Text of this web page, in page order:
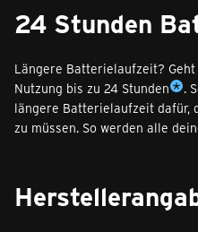
24 Stunden
Längere Batterielaufzeit?
Nutzung bis zu 24 Stunden
.
längere Batterielaufzeit dafür,
zu müssen. So werden alle